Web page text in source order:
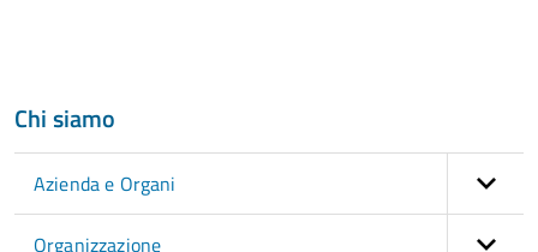
Chi siamo
Azienda e Organi
Organizzazione